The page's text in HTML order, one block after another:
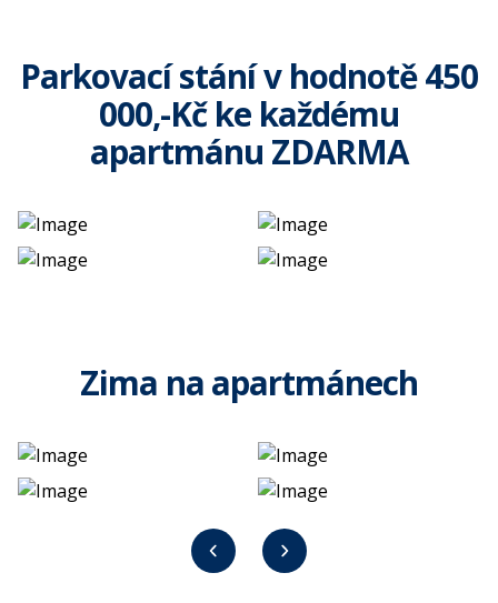
Parkovací stání v hodnotě 450
000,-Kč ke každému
apartmánu ZDARMA
Zima na apartmánech